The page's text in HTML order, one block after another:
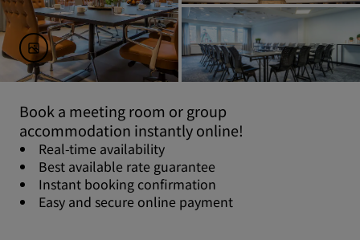
Book a meeting room or group
accommodation instantly online!
Real-time availability
Best available rate guarantee
Instant booking confirmation
Easy and secure online payment